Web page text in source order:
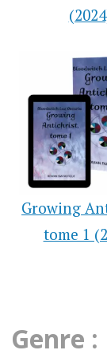
Growing
tome 1
Genre